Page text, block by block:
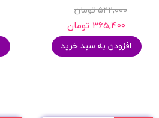
۵۲۲,۰۰۰ تومان
۳۶۵,۴۰۰ تومان
افزودن به سبد خرید